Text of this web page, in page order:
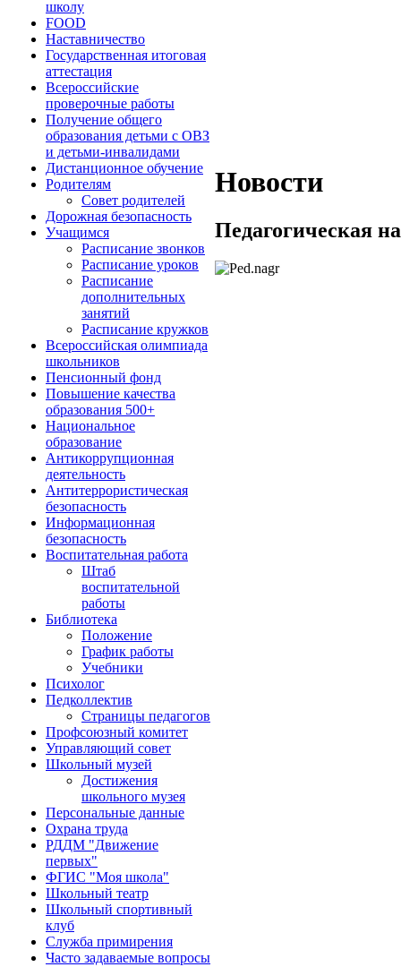
школу
FOOD
Наставничество
Государственная итоговая
аттестация
Всероссийские
проверочные работы
Получение общего
образования детьми с ОВЗ
и детьми-инвалидами
Дистанционное обучение
Родителям
Совет родителей
Дорожная безопасность
Учащимся
Расписание звонков
Расписание уроков
Расписание
дополнительных
занятий
Расписание кружков
Всероссийская олимпиада
школьников
Пенсионный фонд
Повышение качества
образования 500+
Национальное
образование
Антикоррупционная
деятельность
Антитеррористическая
безопасность
Информационная
безопасность
Воспитательная работа
Штаб
воспитательной
работы
Библиотека
Положение
График работы
Учебники
Психолог
Педколлектив
Страницы педагогов
Профсоюзный комитет
Управляющий совет
Школьный музей
Достижения
школьного музея
Персональные данные
Охрана труда
РДДМ "Движение
первых"
ФГИС "Моя школа"
Школьный театр
Школьный спортивный
клуб
Служба примирения
Часто задаваемые вопросы
Новости
Педагогическая